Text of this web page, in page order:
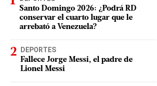
Santo Domingo 2026: ¿Podrá RD
conservar el cuarto lugar que le
arrebató a Venezuela?
DEPORTES
Fallece Jorge Messi, el padre de
Lionel Messi